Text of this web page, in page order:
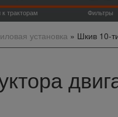
тракторам Фильтры
установка» Шкив 10-